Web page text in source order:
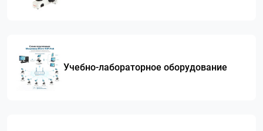
Учебно-лабораторное оборудование